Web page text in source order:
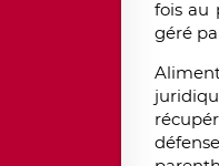
fois au
géré